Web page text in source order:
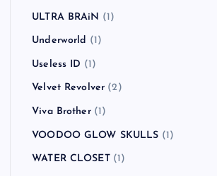
ULTRA BRAiN (1)
Underworld (1)
Useless ID (1)
Velvet Revolver (2)
Viva Brother(1)
VOODOO GLOW SKULLS (1)
WATER CLOSET(1)